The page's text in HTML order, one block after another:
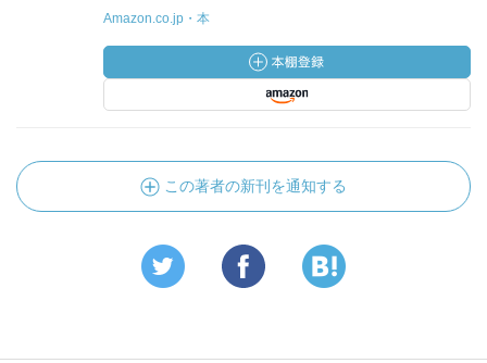
Amazon.co.jp・本
この著者の新刊を通知する